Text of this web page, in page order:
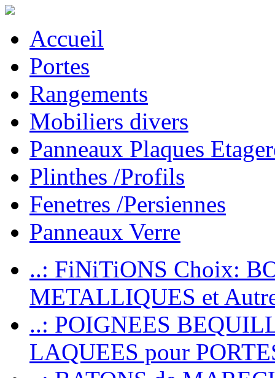
Accueil
Portes
Rangements
Mobiliers divers
Panneaux Plaques
Plinthes /Profils
Fenetres /Persiennes
Panneaux Verre
..: FiNiTiONS Choix:
METALLIQUES et
..: POIGNEES
LAQUEES pour